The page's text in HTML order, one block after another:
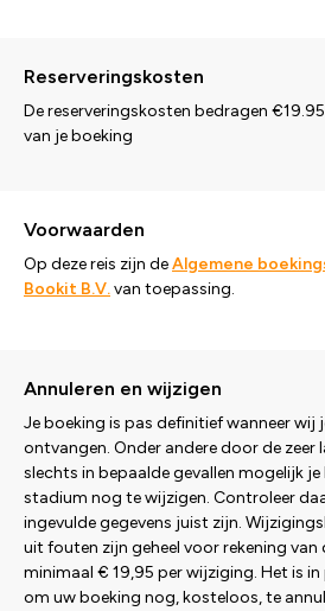
Reserveringskosten
De reserveringskosten bedragen
van je boeking
Voorwaarden
Op deze reis zijn deAlgemene
Bookit B.V.van toepassing.
Annuleren en wijzigen
Je boeking is pas definitief wanneer wij
ontvangen. Onder andere door de zeer
slechts in bepaalde gevallen mogelijk
stadium nog te wijzigen. Controleer
ingevulde gegevens juist zijn.
uit fouten zijn geheel voor rekening van
minimaal € 19,95 per wijziging. Het is
om uw boeking nog, kosteloos, te